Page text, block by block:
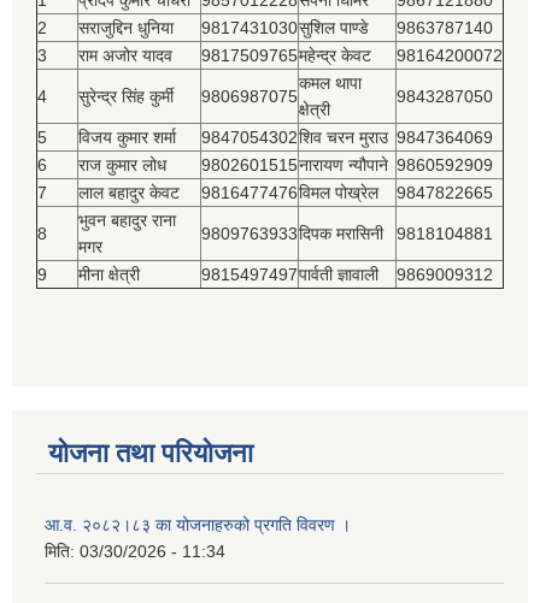
2
सराजुद्दिन धुनिया 9817431030सुशिल पाण्डे
9863787140
3
राम अजोर यादव 9817509765महेन्द्र केवट 98164200072
4 सुरेन्द्र सिंह कुर्मी 9806987075
कमल थापा
क्षेत्री
9843287050
5 विजय कुमार शर्मा 9847054302शिव चरन मुराउ 9847364069
6
राज कुमार लोध 9802601515नारायण न्यौपाने 9860592909
7
लाल बहादुर केवट 9816477476विमल पोख्रेल 9847822665
8
भुवन बहादुर राना
मगर
9809763933दिपक मरासिनी 9818104881
9 मीना क्षेत्री 9815497497पार्वती ज्ञावाली 9869009312
योजना तथा परियोजना
आ.व. २०८२।८३ का योजनाहरुको प्रगति विवरण ।
मिति: 03/30/2026 - 11:34